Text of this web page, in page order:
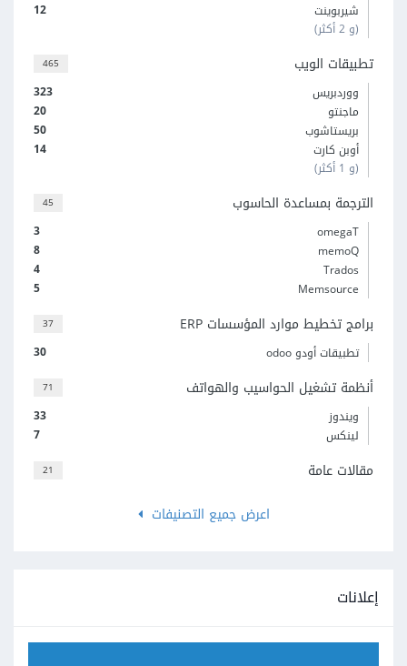
12
شيربوينت
(و 2 أكثر)
465 تطبيقات الويب
323
ووردبريس
20
ماجنتو
50
بريستاشوب
14
أوبن كارت
(و 1 أكثر)
45 الترجمة بمساعدة الحاسوب
3
omegaT
8
memoQ
4
Trados
5
Memsource
37 برامج تخطيط موارد المؤسسات ERP
30 تطبيقات أودو odoo
71 أنظمة تشغيل الحواسيب والهواتف
33
ويندوز
7
لينكس
21
مقالات عامة
اعرض جميع التصنيفات
إعلانات